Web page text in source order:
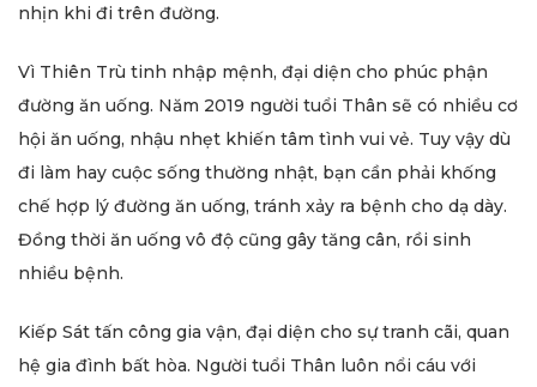
nhịn khi đi trên đường.
Vì Thiên Trù tinh nhập mệnh, đại diện cho phúc phận
đường ăn uống. Năm 2019 người tuổi Thân sẽ có nhiều cơ
hội ăn uống, nhậu nhẹt khiến tâm tình vui vẻ. Tuy vậy dù
đi làm hay cuộc sống thường nhật, bạn cần phải khống
chế hợp lý đường ăn uống, tránh xảy ra bệnh cho dạ dày.
Đồng thời ăn uống vô độ cũng gây tăng cân, rồi sinh
nhiều bệnh.
Kiếp Sát tấn công gia vận, đại diện cho sự tranh cãi, quan
hệ gia đình bất hòa. Người tuổi Thân luôn nổi cáu với